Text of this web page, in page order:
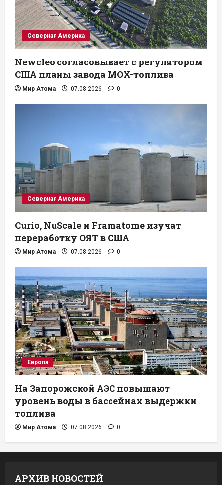
Северная Америка
Newcleo согласовывает с регулятором
США планы завода MOX-топлива
Мир Атома 07.08.2026 0
Северная Америка
Curio, NuScale и Framatome изучат
переработку ОЯТ в США
Мир Атома 07.08.2026 0
Европа
На Запорожской АЭС повышают
уровень воды в бассейнах выдержки
топлива
Мир Атома 07.08.2026 0
АРХИВ НОВОСТЕЙ